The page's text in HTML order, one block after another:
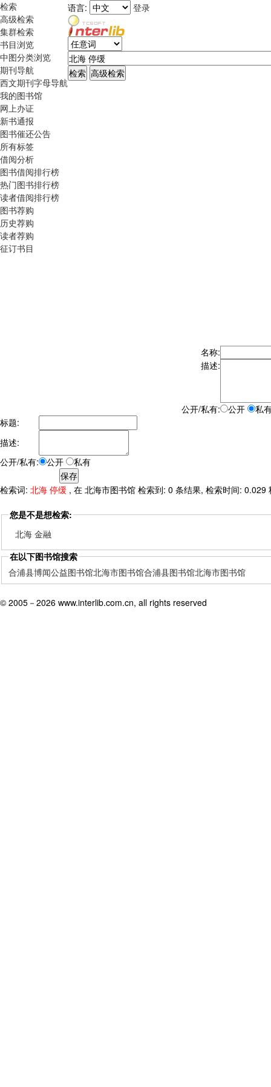
检索
高级检索
集群检索
书目浏览
中图分类浏览
期刊导航
西文期刊字母导航
我的图书馆
网上办证
新书通报
图书催还公告
所有标签
借阅分析
图书借阅排行榜
热门图书排行榜
读者借阅排行榜
图书荐购
历史荐购
读者荐购
征订书目
语言: 登录
名称:
描述:
公开/私有: 公开
私
标题:
描述:
公开/私有:
公开 私有
检索词: 北海 停缓 , 在 北海市图书馆 检索到: 0 条结果, 检索时间: 0.029
您是不是想检索:
北海 金融
在以下图书馆搜索
合浦县博闻公益图书馆北海市图书馆合浦县图书馆北海市图书馆
© 2005－ 2026 www.interlib.com.cn, all rights reserved